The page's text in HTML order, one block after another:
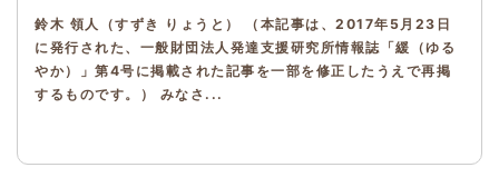
鈴木 領人（すずき りょうと） （本記事は、2017年5月23日
に発行された、一般財団法人発達支援研究所情報誌「緩（ゆる
やか）」第4号に掲載された記事を一部を修正したうえで再掲
するものです。） みなさ...